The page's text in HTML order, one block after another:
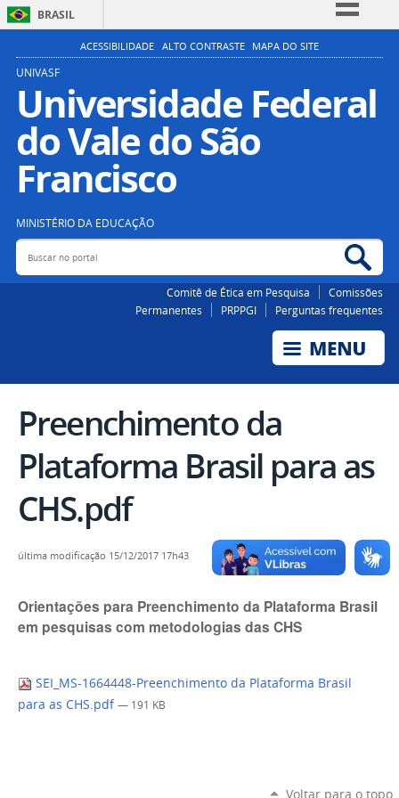
BRASIL
Simplifique!
Participe
Acesso à informação
Legislação
ACESSIBILIDADE ALTO CONTRASTE MAPA DO SITE
UNIVASF
Universidade Federal
do Vale do São
Francisco
MINISTÉRIO DA EDUCAÇÃO
Buscar no portal
Comitê de Ética em Pesquisa
Comissões
Permanentes
PRPPGI Perguntas frequentes
Preenchimento da
Plataforma Brasil para as
CHS.pdf
última modificação 15/12/2017 17h43
Orientações para Preenchimento da Plataforma Brasil
em pesquisas com metodologias das CHS
SEI_MS-1664448-Preenchimento da Plataforma Brasil
para as CHS.pdf — 191 KB
Voltar para o topo